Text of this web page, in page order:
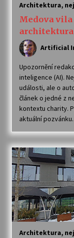
Architektura,
Medova vila
Artificial
Upozornění
inteligence (AI).
události, ale o
článek o jedné z
kontextu charity.
aktuální pozvánku.
Architektura,